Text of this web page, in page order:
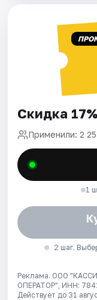
Скидка
Применили: 2
1
2 шаг.
Реклама. ООО
ОПЕРАТОР", ИНН:
Действует до 31